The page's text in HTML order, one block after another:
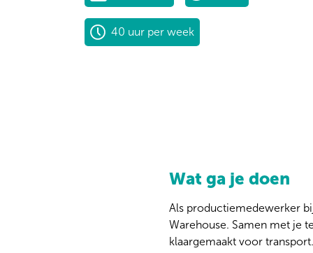
40 uur per week
Wat ga je doen
Als productiemedewerker
Warehouse. Samen met je
klaargemaakt voor